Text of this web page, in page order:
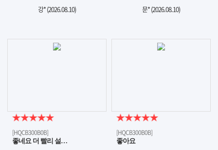
강* (2026.08.10) 문* (2026.08.10)
[HQCB300B0B]
좋네요 더 빨리 설…
[HQCB300B0B]
좋아요